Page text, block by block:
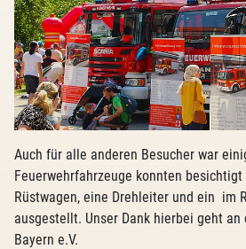
Auch für alle anderen Besucher war
Feuerwehrfahrzeuge konnten
Rüstwagen, eine Drehleiter und ein im
ausgestellt. Unser Dank hierbei geht an
Bayern e.V.